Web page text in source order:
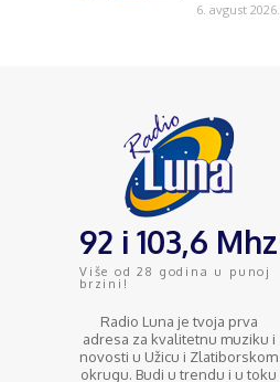
6. avgust 2026.
92 i 103,6 Mhz
Više od 28 godina u punoj
brzini!
Radio Luna je tvoja prva
adresa za kvalitetnu muziku i
novosti u Užicu i Zlatiborskom
okrugu. Budi u trendu i u toku